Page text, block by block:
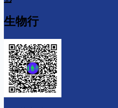
生物行